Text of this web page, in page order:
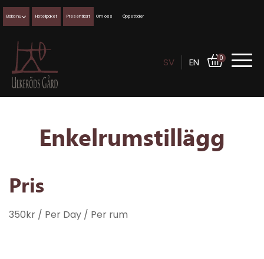
0
Boka nu Hotellpaket Presentkort Om oss Öppettider
SV EN
Enkelrumstillägg
Pris
350kr / Per Day / Per rum